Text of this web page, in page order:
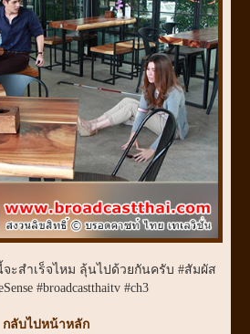
จะสำเร็จไหม ลุ้นไปด้วยกันครับ #สัมผัส
#broadcastthaitv #ch3
กลับไปหน้าหลัก